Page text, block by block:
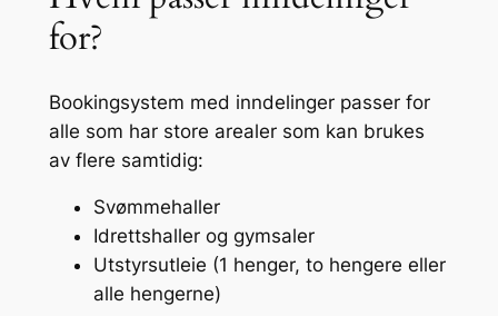
for?
Bookingsystem med inndelinger passer for
alle som har store arealer som kan brukes
av flere samtidig:
Svømmehaller
Idrettshaller og gymsaler
Utstyrsutleie (1 henger, to hengere eller
alle hengerne)